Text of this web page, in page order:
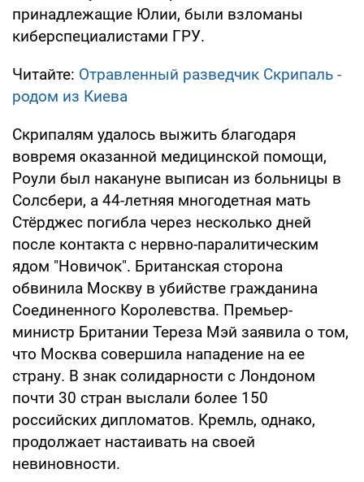
принадлежащие Юлии, были взломаны
киберспециалистами ГРУ.
Читайте: Отравленный разведчик Скрипаль -
родом из Киева
Скрипалям удалось выжить благодаря
вовремя оказанной медицинской помощи,
Роули был накануне выписан из больницы в
Солсбери, а 44-летняя многодетная мать
Стёрджес погибла через несколько дней
после контакта с нервно-паралитическим
ядом "Новичок". Британская сторона
обвинила Москву в убийстве гражданина
Соединенного Королевства. Премьер-
министр Британии Тереза Мэй заявила о том,
что Москва совершила нападение на ее
страну. В знак солидарности с Лондоном
почти 30 стран выслали более 150
российских дипломатов. Кремль, однако,
продолжает настаивать на своей
невиновности.